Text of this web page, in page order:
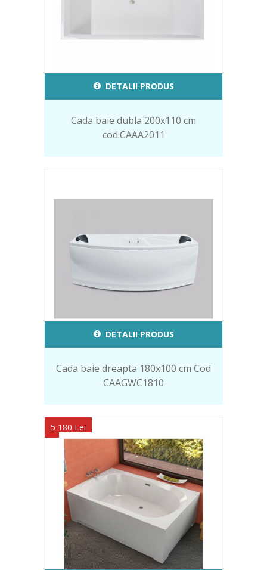
DETALII PRODUS
Cada baie dubla 200x110 cm
cod.CAAA2011
DETALII PRODUS
Cada baie dreapta 180x100 cm Cod
CAAGWC1810
5 180 Lei